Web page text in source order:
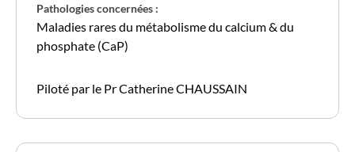
Pathologies concernées :
Maladies rares du métabolisme du calcium & du
phosphate (CaP)
Piloté par le Pr Catherine CHAUSSAIN